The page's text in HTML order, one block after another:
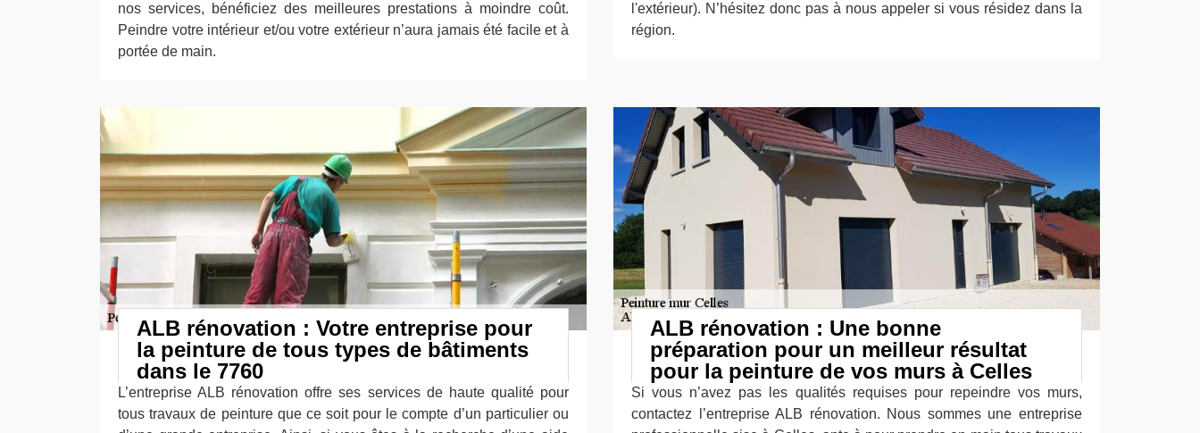
nos services, bénéficiez des meilleures prestations à moindre coût.
Peindre votre intérieur et/ou votre extérieur n’aura jamais été facile et à
portée de main.
l'extérieur). N’hésitez donc pas à nous appeler si vous résidez dans la
région.
ALB rénovation : Votre entreprise pour
la peinture de tous types de bâtiments
dans le 7760
L’entreprise ALB rénovation offre ses services de haute qualité pour
tous travaux de peinture que ce soit pour le compte d’un particulier ou
ALB rénovation : Une bonne
préparation pour un meilleur résultat
pour la peinture de vos murs à Celles
Si vous n’avez pas les qualités requises pour repeindre vos murs,
contactez l’entreprise ALB rénovation. Nous sommes une entreprise